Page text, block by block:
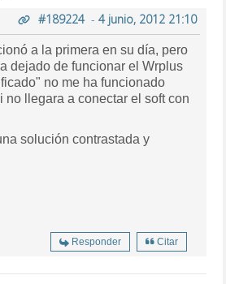
#189224- 4 junio, 2012 21:10
a la primera en su día, pero
dejado de funcionar el Wrplus
no me ha funcionado
no llegara a conectar el soft con
solución contrastada y
Responder Citar